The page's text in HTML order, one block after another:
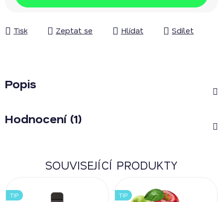
Tisk Zeptat se Hlídat Sdílet
Popis
Hodnocení (1)
SOUVISEJÍCÍ PRODUKTY
TIP TIP